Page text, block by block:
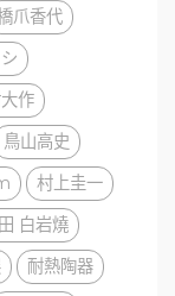
爪香代
作
鳥山高史
村上圭一
白岩燒
耐熱陶器